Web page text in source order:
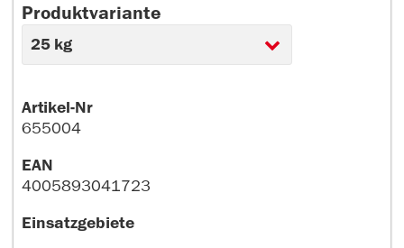
Produktvariante
Artikel-Nr
655004
EAN
4005893041723
Einsatzgebiete